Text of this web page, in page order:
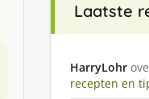
Laatste
HarryLohr
recepten en